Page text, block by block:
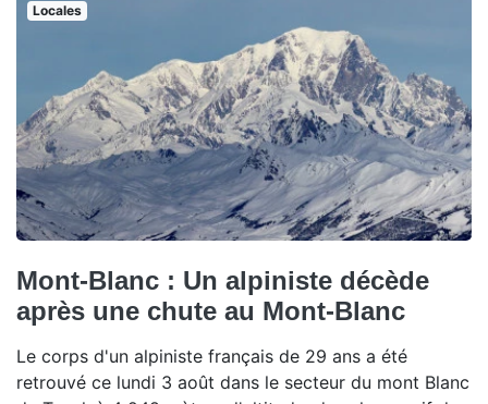
Locales
Mont-Blanc : Un alpiniste décède
après une chute au Mont-Blanc
Le corps d'un alpiniste français de 29 ans a été
retrouvé ce lundi 3 août dans le secteur du mont Blanc